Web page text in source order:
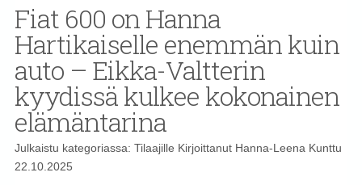
Fiat 600 on Hanna
Hartikaiselle enemmän kuin
auto – Eikka-Valtterin
kyydissä kulkee kokonainen
elämäntarina
Julkaistu kategoriassa: Tilaajille Kirjoittanut Hanna-Leena Kunttu
22.10.2025